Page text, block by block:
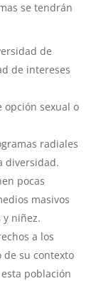
se tendrán
de
de intereses
opción sexual o
radiales
diversidad.
pocas
masivos
y niñez.
a los
de su contexto
población